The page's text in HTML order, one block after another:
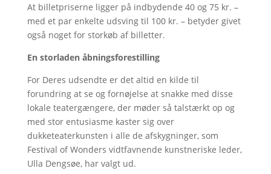
At billetpriserne ligger på indbydende 40 og 75 kr. –
med et par enkelte udsving til 100 kr. – betyder givet
også noget for storkøb af billetter.
En storladen åbningsforestilling
For Deres udsendte er det altid en kilde til
forundring at se og fornøjelse at snakke med disse
lokale teatergængere, der møder så talstærkt op og
med stor entusiasme kaster sig over
dukketeaterkunsten i alle de afskygninger, som
Festival of Wonders vidtfavnende kunstneriske leder,
Ulla Dengsøe, har valgt ud.